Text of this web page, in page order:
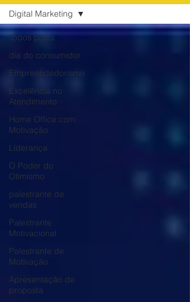
Todos posts
dia do consumidor
Empreendedorismo
Excelência no
Atendimento
Home Office com
Motivação
Liderança
O Poder do
Otimismo
palestrante de
vendas
Palestrante
Motivacional
Palestrante de
Motivação
Apresentação de
proposta
Digital Marketing